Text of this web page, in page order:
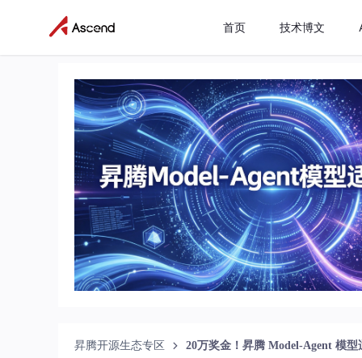
首页 技术博文
昇腾开源生态专区 20万奖金！昇腾 Model‑Agent 模